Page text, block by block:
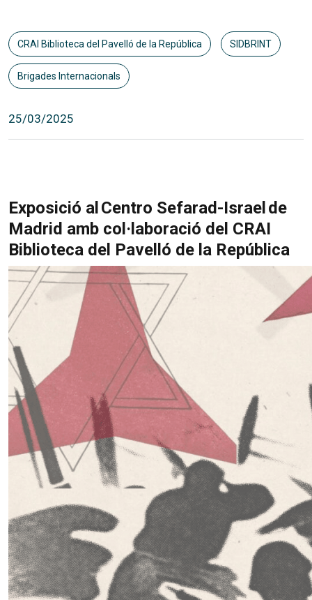
CRAI Biblioteca del Pavelló de la República SIDBRINT
Brigades Internacionals
25/03/2025
Exposició al Centro Sefarad-Israel de
Madrid amb col·laboració del CRAI
Biblioteca del Pavelló de la República